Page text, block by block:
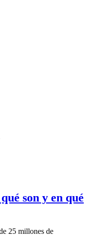
son y en qué
25 millones de